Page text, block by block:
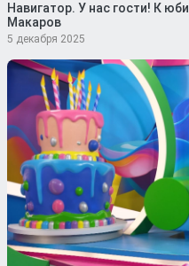
Навигатор. У нас гости! К
Макаров
5 декабря 2025